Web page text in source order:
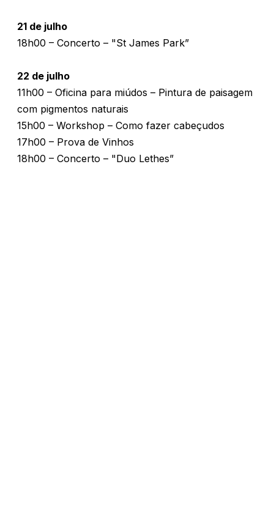
21 de julho
18h00 – Concerto – "St James Park”
22 de julho
11h00 – Oficina para miúdos – Pintura de paisagem
com pigmentos naturais
15h00 – Workshop – Como fazer cabeçudos
17h00 – Prova de Vinhos
18h00 – Concerto – "Duo Lethes”